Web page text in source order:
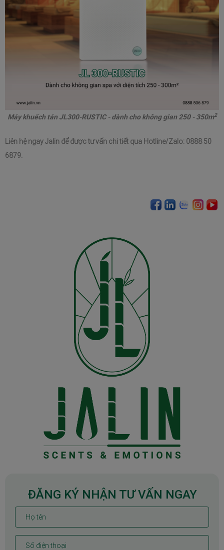
Máy khuếch tán JL300-RUSTIC - dành cho không gian 250 - 350m2
Liên hệ ngay Jalin để được tư vấn chi tiết qua Hotline/Zalo: 0888 50
6879.
ĐĂNG KÝ NHẬN TƯ VẤN NGAY